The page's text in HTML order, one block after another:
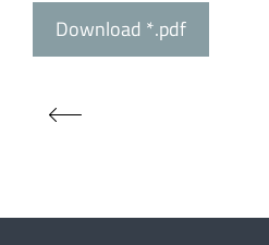
Download *.pdf